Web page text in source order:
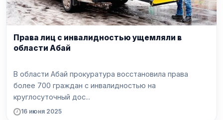
Права лиц с инвалидностью ущемляли в
области Абай
В области Абай прокуратура восстановила права
более 700 граждан с инвалидностью на
круглосуточный дос...
16 июня 2025